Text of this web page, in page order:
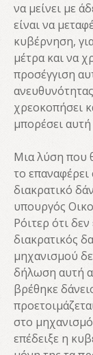
να μείνει με
είναι να
κυβέρνηση,
μέτρα και να
προσέγγιση
χρεοκοπήσει
μπορέσει
Μια λύση που
το
διακρατικό
υπουργός
Ρόιτερ ότι
διακρατικός
μηχανισμού
δήλωση αυτή
βρέθηκε
στο
επέδειξε η